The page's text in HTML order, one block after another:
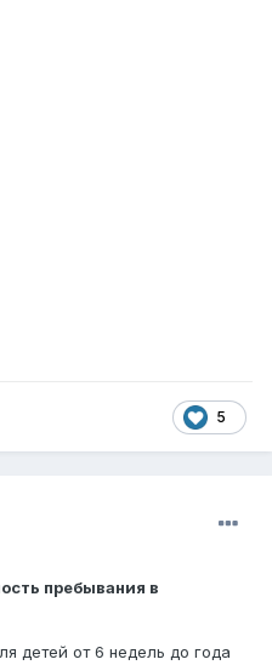
5
пребывания в
детей от 6 недель до года